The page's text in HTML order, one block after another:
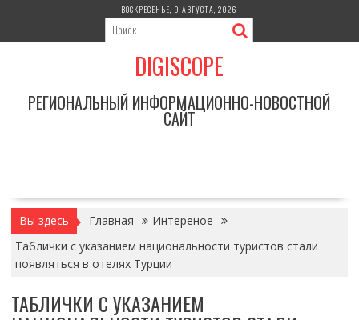
содержимому
ВОСКРЕСЕНЬЕ, 9 АВГУСТА, 2026
DIGISCOPE
РЕГИОНАЛЬНЫЙ ИНФОРМАЦИОННО-НОВОСТНОЙ
САЙТ
Вы здесь Главная
Интереное
Таблички с указанием национальности туристов стали
появляться в отелях Турции
ТАБЛИЧКИ С УКАЗАНИЕМ